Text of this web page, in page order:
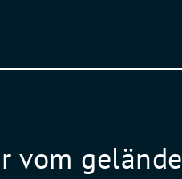
vom gelände